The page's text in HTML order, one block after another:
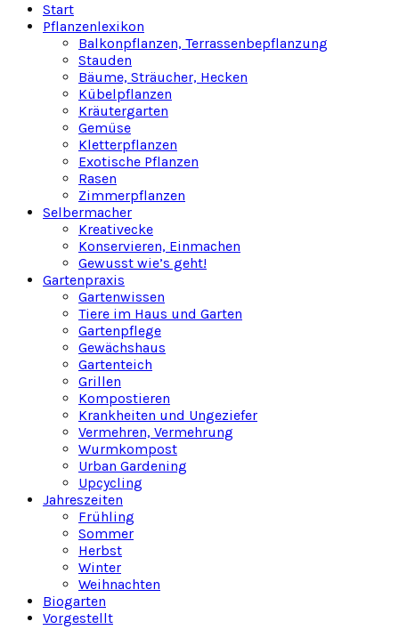
Start
Pflanzenlexikon
Balkonpflanzen, Terrassenbepflanzung
Stauden
Bäume, Sträucher, Hecken
Kübelpflanzen
Kräutergarten
Gemüse
Kletterpflanzen
Exotische Pflanzen
Rasen
Zimmerpflanzen
Selbermacher
Kreativecke
Konservieren, Einmachen
Gewusst wie’s geht!
Gartenpraxis
Gartenwissen
Tiere im Haus und Garten
Gartenpflege
Gewächshaus
Gartenteich
Grillen
Kompostieren
Krankheiten und Ungeziefer
Vermehren, Vermehrung
Wurmkompost
Urban Gardening
Upcycling
Jahreszeiten
Frühling
Sommer
Herbst
Winter
Weihnachten
Biogarten
Vorgestellt